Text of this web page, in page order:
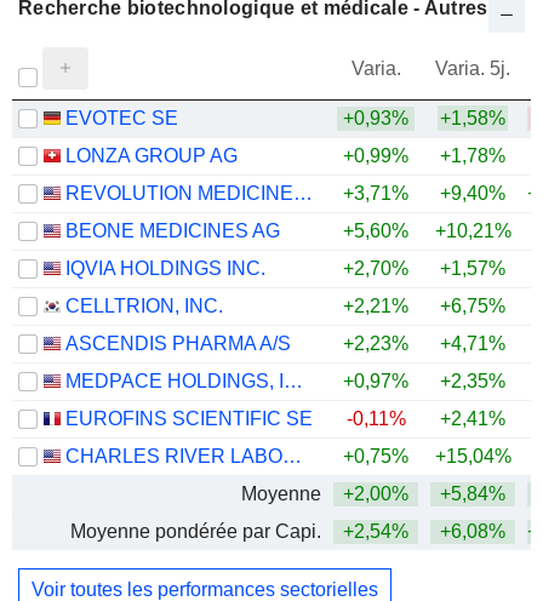
Recherche biotechnologique et médicale - Autres
Varia. Varia. 5j.
EVOTEC SE +0,93% +1,58%
LONZA GROUP AG
+0,99% +1,78%
REVOLUTION MEDICINES, INC.
+3,71% +9,40%
BEONE MEDICINES AG
+5,60% +10,21%
IQVIA HOLDINGS INC.
+2,70% +1,57%
CELLTRION, INC.
+2,21% +6,75%
ASCENDIS PHARMA A/S
+2,23%
+4,71%
MEDPACE HOLDINGS, INC.
+0,97% +2,35%
EUROFINS SCIENTIFIC SE
-0,11% +2,41%
CHARLES RIVER LABORATORIES INTERNATIONAL, INC.
+0,75% +15,04%
Moyenne
+2,00% +5,84%
Moyenne pondérée par Capi.
+2,54% +6,08%
Voir toutes les performances sectorielles